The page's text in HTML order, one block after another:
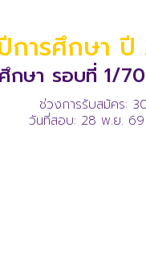
การศึกษา
กษา รอบที่ 1/
ช่วงการรับสมัคร:
วันที่สอบ: 28 พ.ย.